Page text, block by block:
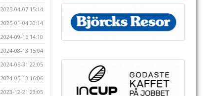
2025-04-07 15:14
2025-01-04 20:14
2024-09-16 14:10
2024-08-13 15:04
2024-05-31 22:05
2024-05-13 16:06
2023-12-21 23:05